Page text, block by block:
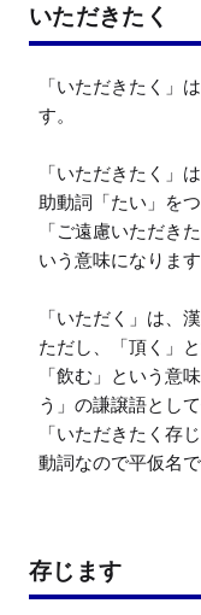
いただきたく
「いただきたく」
す。
「いただきたく」
助動詞「たい」を
「ご遠慮いただき
いう意味になります
「いただく」は、
ただし、「頂く」
「飲む」という意
う」の謙譲語とし
「いただきたく存
動詞なので平仮名
存じます